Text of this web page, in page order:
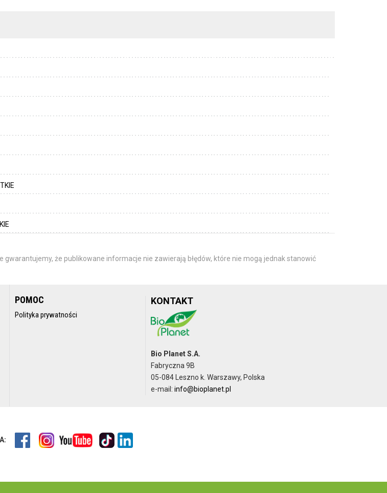
gwarantujemy, że publikowane informacje nie zawierają błędów, które nie mogą jednak stanowić
POMOC
Polityka prywatności
KONTAKT
Bio Planet S.A.
Fabryczna 9B
05-084 Leszno k. Warszawy, Polska
e-mail:info@bioplanet.pl